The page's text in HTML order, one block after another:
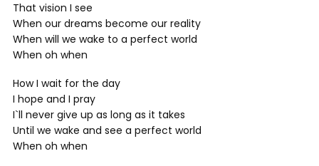
That vision I see
When our dreams become our reality
When will we wake to a perfect world
When oh when
How I wait for the day
I hope and I pray
I`ll never give up as long as it takes
Until we wake and see a perfect world
When oh when